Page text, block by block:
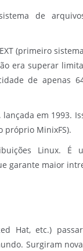
de
(primeiro
era superar
de apenas
lançada em 1993.
próprio MinixFS).
Linux. É
garante maior
Hat, etc.)
Surgiram